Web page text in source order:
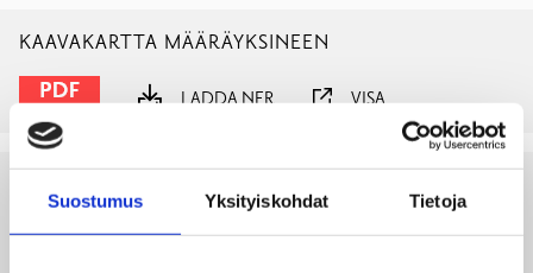
Suostumus Yksityiskohdat Tietoja
KAAVAKARTTA MÄÄRÄYKSINEEN
LADDA NER VISA
LADDA NER VISA